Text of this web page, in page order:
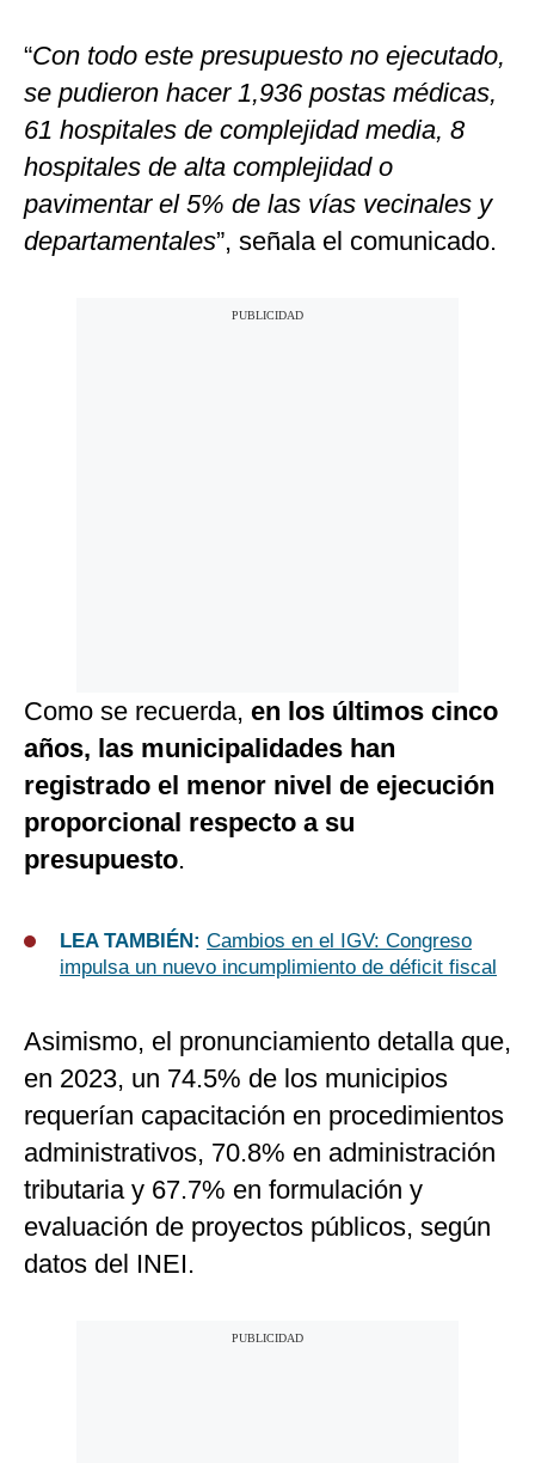
“Con todo este presupuesto no ejecutado,
se pudieron hacer 1,936 postas médicas,
61 hospitales de complejidad media, 8
hospitales de alta complejidad o
pavimentar el 5% de las vías vecinales y
departamentales”, señala el comunicado.
Como se recuerda, en los últimos cinco
años, las municipalidades han
registrado el menor nivel de ejecución
proporcional respecto a su
presupuesto.
LEA TAMBIÉN: Cambios en el IGV: Congreso
impulsa un nuevo incumplimiento de déficit fiscal
Asimismo, el pronunciamiento detalla que,
en 2023, un 74.5% de los municipios
requerían capacitación en procedimientos
administrativos, 70.8% en administración
tributaria y 67.7% en formulación y
evaluación de proyectos públicos, según
datos del INEI.